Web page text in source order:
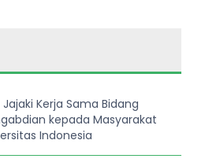
Kerja Sama Bidang
kepada Masyarakat
Indonesia